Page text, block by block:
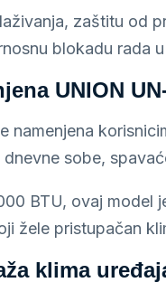
zaštitu od
blokadu rada
UNION
namenjena
sobe,
BTU, ovaj model
žele pristupačan
klima